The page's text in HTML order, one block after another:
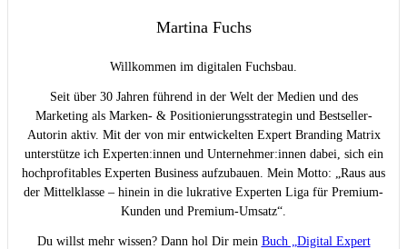
Martina Fuchs
Willkommen im digitalen Fuchsbau.
Seit über 30 Jahren führend in der Welt der Medien und des
Marketing als Marken- & Positionierungsstrategin und Bestseller-
Autorin aktiv. Mit der von mir entwickelten Expert Branding Matrix
unterstütze ich Experten:innen und Unternehmer:innen dabei, sich ein
hochprofitables Experten Business aufzubauen. Mein Motto: „Raus aus
der Mittelklasse – hinein in die lukrative Experten Liga für Premium-
Kunden und Premium-Umsatz“.
Du willst mehr wissen? Dann hol Dir mein Buch „Digital Expert